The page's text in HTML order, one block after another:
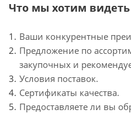
Что мы хотим
Ваши конкурентные
Предложение по
закупочных и
Условия поставок.
Сертификаты качества.
Предоставляете ли вы